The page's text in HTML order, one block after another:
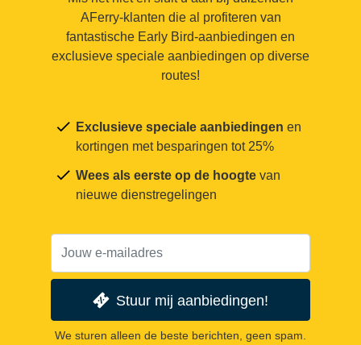
AFerry-klanten die al profiteren van
fantastische Early Bird-aanbiedingen en
exclusieve speciale aanbiedingen op diverse
routes!
Exclusieve speciale aanbiedingen en
kortingen met besparingen tot 25%
Wees als eerste op de hoogte van
nieuwe dienstregelingen
Stuur mij aanbiedingen!
We sturen alleen de beste berichten, geen spam.